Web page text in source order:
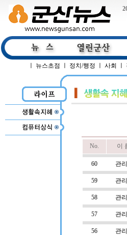
뉴스초점 정치/행정 사회
No. 이
60 관
59 관
58 관
57 관
56 관